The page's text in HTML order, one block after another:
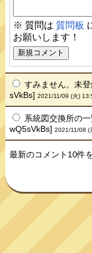
※ 質問は 質問板
お願いします！
すみません。未
sVkBs]2021/11/09 (火)
系統図交換所の
wQ5sVkBs]2021/11/08 (
最新のコメント10件